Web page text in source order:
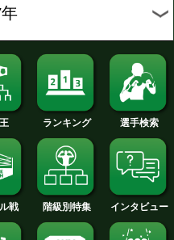
2012年
2011年
2010年
2009年